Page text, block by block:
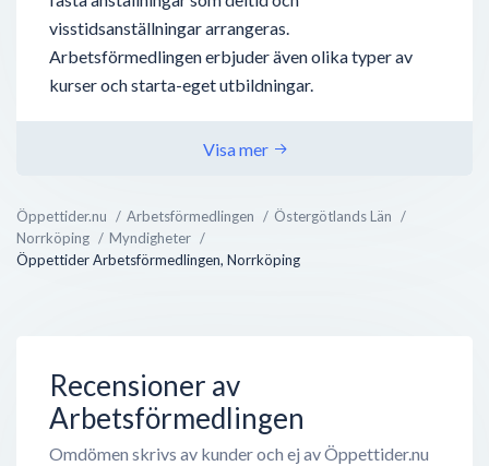
Öppettider.nu Arbetsförmedlingen
Östergötlands Län
Norrköping
Myndigheter
Öppettider Arbetsförmedlingen, Norrköping
visstidsanställningar arrangeras.
Arbetsförmedlingen erbjuder även olika typer av
kurser och starta-eget utbildningar.
Visa mer
Recensioner av
Arbetsförmedlingen
Omdömen skrivs av kunder och ej av Öppettider.nu